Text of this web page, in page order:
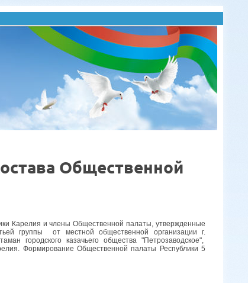
Общественной
Карелия и члены Общественной палаты, утвержденные
группы от местной общественной организации г.
городского казачьего общества "Петрозаводское",
Формирование Общественной палаты Республики 5